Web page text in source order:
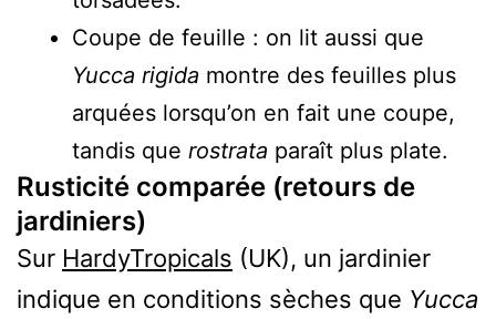
Coupe de feuille : on lit aussi que
Yucca rigida montre des feuilles plus
arquées lorsqu’on en fait une coupe,
tandis que rostrata paraît plus plate.
Rusticité comparée (retours de
jardiniers)
Sur HardyTropicals (UK), un jardinier
indique en conditions sèches que Yucca